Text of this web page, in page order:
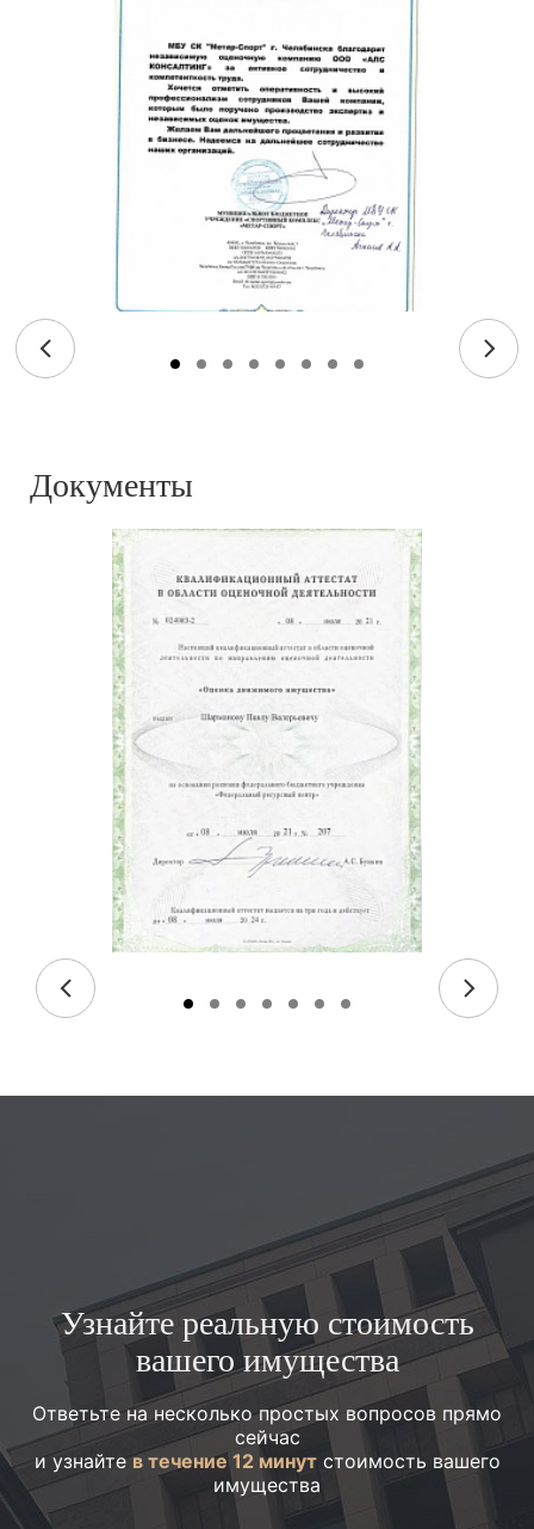
Документы
Узнайте реальную стоимость
вашего имущества
Ответьте на несколько простых вопросов прямо
сейчас
и узнайтев течение 12 минутстоимость вашего
имущества